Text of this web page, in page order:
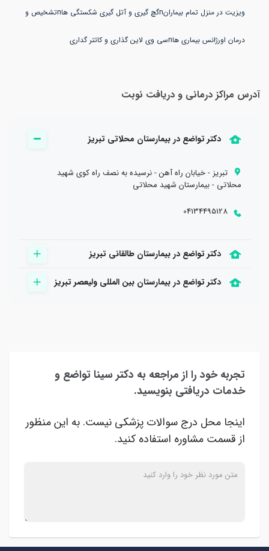
ویزیت در منزل تمام بیمارانnگچ گیری و آتل گیری شکستگی هاnتشخیص و
درمان اورژانس بیماری هاnسی وی لاین گذاری و کاتتر گداری
آدرس مراکز درمانی و دریافت نوبت
دکتر تواضع در بیمارستان محلاتی تبریز
تبریز - خیابان راه آهن - نرسیده به نصف راه کوی شهید
محلاتی - بیمارستان شهید محلاتی
04134495128
دکتر تواضع در بیمارستان طالقانی تبریز
دکتر تواضع در بیمارستان بین المللی ولیعصر تبریز
تجربه خود را از مراجعه به دکتر سینا تواضع و
خدمات دریافتی بنویسید.
اینجا محل درج سوالات پزشکی نیست. به این منظور
از قسمت مشاوره استفاده کنید.